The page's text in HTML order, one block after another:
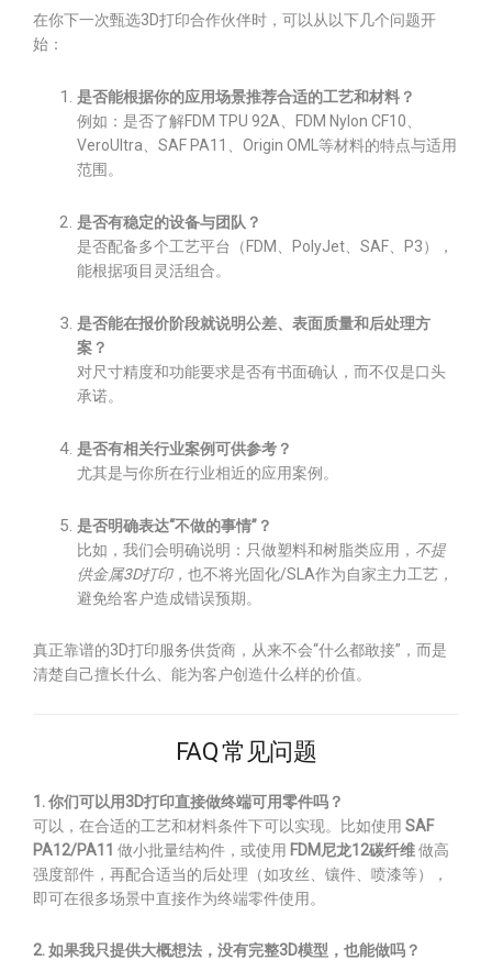
在你下一次甄选3D打印合作伙伴时，可以从以下几个问题开
始：
是否能根据你的应用场景推荐合适的工艺和材料？
例如：是否了解FDM TPU 92A、FDM Nylon CF10、
VeroUltra、SAF PA11、Origin OML等材料的特点与适用
范围。
是否有稳定的设备与团队？
是否配备多个工艺平台（FDM、PolyJet、SAF、P3），
能根据项目灵活组合。
是否能在报价阶段就说明公差、表面质量和后处理方
案？
对尺寸精度和功能要求是否有书面确认，而不仅是口头
承诺。
是否有相关行业案例可供参考？
尤其是与你所在行业相近的应用案例。
是否明确表达“不做的事情”？
比如，我们会明确说明：只做塑料和树脂类应用， 不提
供金属3D打印，也不将光固化/SLA作为自家主力工艺，
避免给客户造成错误预期。
真正靠谱的3D打印服务供货商，从来不会“什么都敢接”，而是
清楚自己擅长什么、能为客户创造什么样的价值。
FAQ 常见问题
1. 你们可以用3D打印直接做终端可用零件吗？
可以，在合适的工艺和材料条件下可以实现。比如使用 SAF
PA12/PA11 做小批量结构件，或使用 FDM尼龙12碳纤维做高
强度部件，再配合适当的后处理（如攻丝、镶件、喷漆等），
即可在很多场景中直接作为终端零件使用。
2. 如果我只提供大概想法，没有完整3D模型，也能做吗？